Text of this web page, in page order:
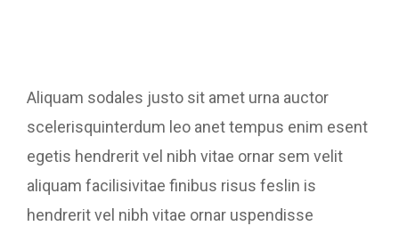
Aliquam sodales justo sit amet urna auctor
scelerisquinterdum leo anet tempus enim esent
egetis hendrerit vel nibh vitae ornar sem velit
aliquam facilisivitae finibus risus feslin is
hendrerit vel nibh vitae ornar uspendisse